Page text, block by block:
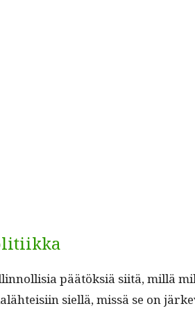
päätök­siä siitä, mil­lä
siel­lä, mis­sä se on